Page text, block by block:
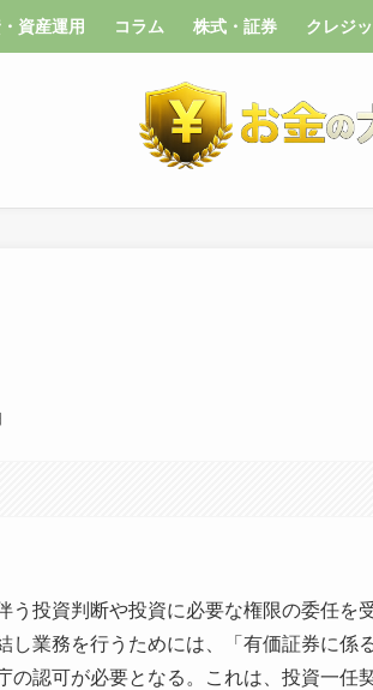
資産運用 コラム 株式・証券 クレジ
投資判断や投資に必要な権限の委任を
業務を行うためには、「有価証券に係
認可が必要となる。これは、投資一任